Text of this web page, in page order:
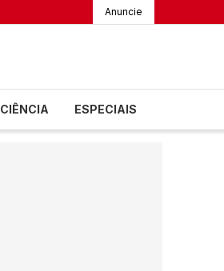
Anuncie
CIÊNCIA ESPECIAIS